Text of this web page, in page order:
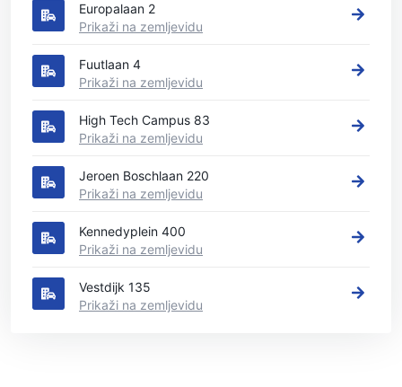
Europalaan 2
Prikaži na zemljevidu
Fuutlaan 4
Prikaži na zemljevidu
High Tech Campus 83
Prikaži na zemljevidu
Jeroen Boschlaan 220
Prikaži na zemljevidu
Kennedyplein 400
Prikaži na zemljevidu
Vestdijk 135
Prikaži na zemljevidu